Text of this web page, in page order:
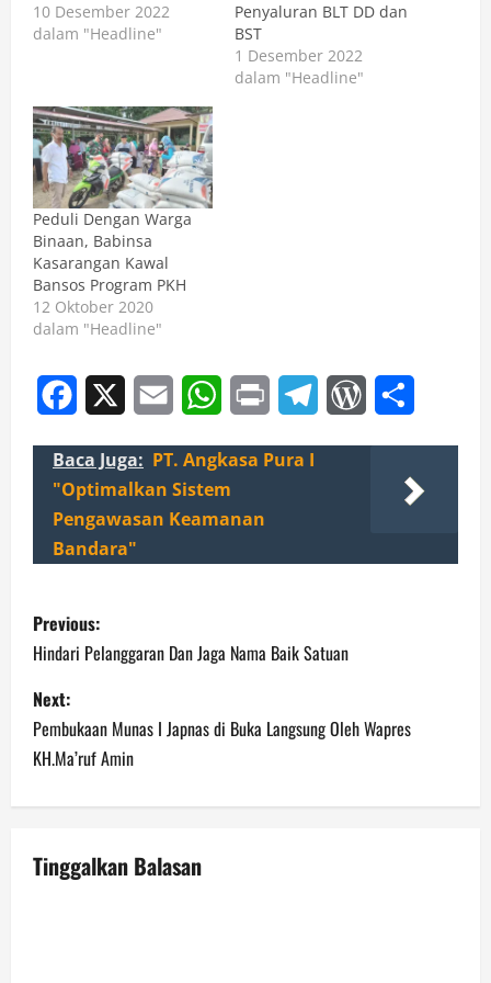
10 Desember 2022
dalam "Headline"
Penyaluran BLT DD dan
BST
1 Desember 2022
dalam "Headline"
Peduli Dengan Warga
Binaan, Babinsa
Kasarangan Kawal
Bansos Program PKH
12 Oktober 2020
dalam "Headline"
Facebook Email WhatsApp
Print TelegramWordPress
Baca Juga: PT. Angkasa Pura I
"Optimalkan Sistem
Pengawasan Keamanan
Bandara"
P
o
s
t
n
a
v
Previous:
Hindari Pelanggaran Dan Jaga Nama Baik Satuan
Next:
Pembukaan Munas I Japnas di Buka Langsung Oleh Wapres
KH.Ma’ruf Amin
Tinggalkan Balasan